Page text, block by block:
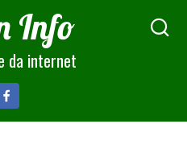
Info
da internet